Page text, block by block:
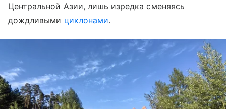
Центральной Азии, лишь изредка сменяясь
дождливыми циклонами.